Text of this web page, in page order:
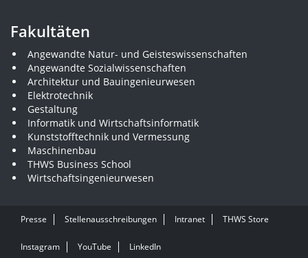
Fakultäten
Angewandte Natur- und Geisteswissenschaften
Angewandte Sozialwissenschaften
Architektur und Bauingenieurwesen
Elektrotechnik
Gestaltung
Informatik und Wirtschaftsinformatik
Kunststofftechnik und Vermessung
Maschinenbau
THWS Business School
Wirtschaftsingenieurwesen
Presse Stellenausschreibungen Intranet THWS Store
Instagram YouTube LinkedIn